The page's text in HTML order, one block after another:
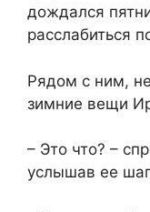
дождался
расслабиться
Рядом с ним,
зимние вещи
– Это что? –
услышав ее